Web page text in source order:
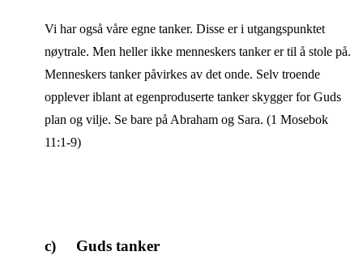
Vi har også våre egne tanker. Disse er i utgangspunktet
nøytrale. Men heller ikke menneskers tanker er til å stole på.
Menneskers tanker påvirkes av det onde. Selv troende
opplever iblant at egenproduserte tanker skygger for Guds
plan og vilje. Se bare på Abraham og Sara. (1 Mosebok
11:1-9)
c) Guds tanker